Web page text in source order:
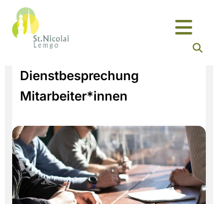
Dienstbesprechung
Mitarbeiter*innen